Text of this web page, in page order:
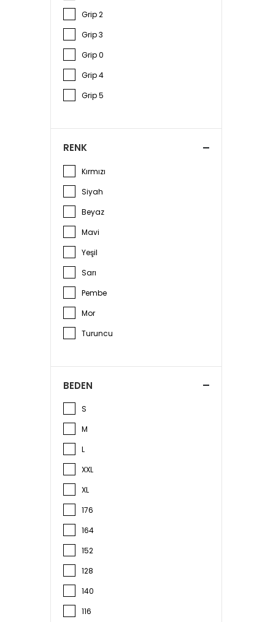
Grip 2
Grip 3
Grip 0
Grip 4
Grip 5
RENK
Kırmızı
Siyah
Beyaz
Mavi
Yeşil
Sarı
Pembe
Mor
Turuncu
BEDEN
S
M
L
XXL
XL
176
164
152
128
140
116